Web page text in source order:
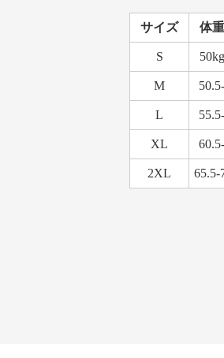
サイズ 体
S
M
L
XL
2XL 65.5-